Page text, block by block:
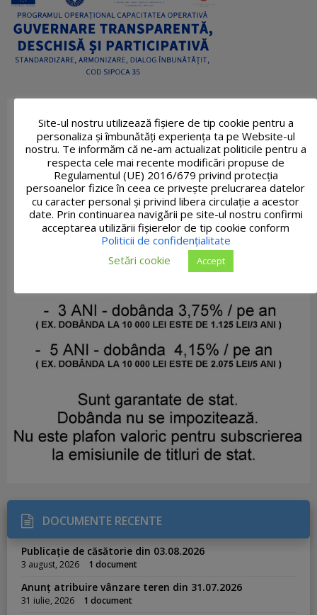
DOCUMENTE RECENTE
Publicație de căsătorie din 03.08.2026
3 august, 2026 1 document
Anunț atribuire vânzare teren din 31.07.2026
31 iulie, 2026 1 document
Site-ul nostru utilizează fişiere de tip cookie pentru a
personaliza și îmbunătăți experiența ta pe Website-ul
nostru. Te informăm că ne-am actualizat politicile pentru a
respecta cele mai recente modificări propuse de
Regulamentul (UE) 2016/679 privind protecția
persoanelor fizice în ceea ce privește prelucrarea datelor
cu caracter personal și privind libera circulație a acestor
date. Prin continuarea navigării pe site-ul nostru confirmi
acceptarea utilizării fişierelor de tip cookie conform
Politicii de confidențialitate
Setări cookie
Accept